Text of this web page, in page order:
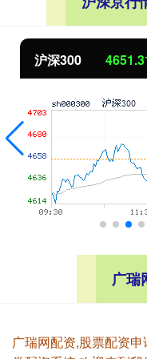
北证50
广瑞
广瑞网配资,股票配资